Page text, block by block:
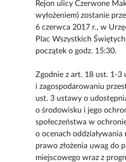
Rejon ulicy Czerwone
wyłożeniem) zostanie
6 czerwca 2017 r., w
Plac Wszystkich
początek o godz. 15:30.
Zgodnie z art. 18 ust. 1-3
i zagospodarowaniu
ust. 3 ustawy o
o środowisku i jego
społeczeństwa w
o ocenach
prawo złożenia uwag do
miejscowego wraz z